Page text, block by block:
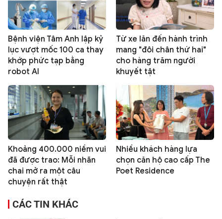
Bệnh viện Tâm Anh lập kỷ
lục vượt mốc 100 ca thay
khớp phức tạp bằng
robot AI
Từ xe lăn đến hành trình
mang "đôi chân thứ hai"
cho hàng trăm người
khuyết tật
Khoảng 400.000 niềm vui
đã được trao: Mỗi nhãn
chai mở ra một câu
chuyện rất thật
Nhiều khách hàng lựa
chọn căn hộ cao cấp The
Poet Residence
CÁC TIN KHÁC